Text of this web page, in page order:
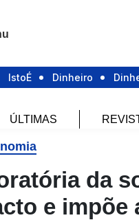
IstoÉ Dinheiro
ÚLTIMAS
da
e impõe